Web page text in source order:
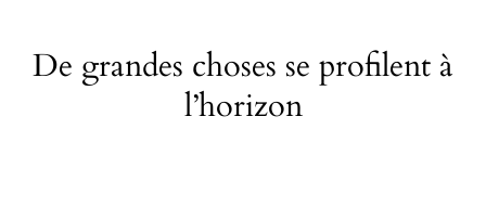
De grandes choses se profilent à
l’horizon